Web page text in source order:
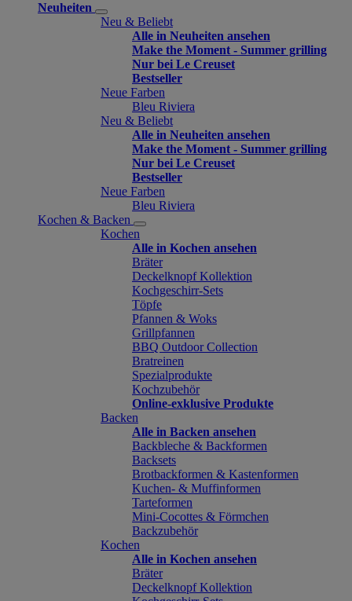
Neuheiten
Neu & Beliebt
Alle in Neuheiten ansehen
Make the Moment - Summer grilling
Nur bei Le Creuset
Bestseller
Neue Farben
Bleu Riviera
Neu & Beliebt
Alle in Neuheiten ansehen
Make the Moment - Summer grilling
Nur bei Le Creuset
Bestseller
Neue Farben
Bleu Riviera
Kochen & Backen
Kochen
Alle in Kochen ansehen
Bräter
Deckelknopf Kollektion
Kochgeschirr-Sets
Töpfe
Pfannen & Woks
Grillpfannen
BBQ Outdoor Collection
Bratreinen
Spezialprodukte
Kochzubehör
Online-exklusive Produkte
Backen
Alle in Backen ansehen
Backbleche & Backformen
Backsets
Brotbackformen & Kastenformen
Kuchen- & Muffinformen
Tarteformen
Mini-Cocottes & Förmchen
Backzubehör
Kochen
Alle in Kochen ansehen
Bräter
Deckelknopf Kollektion